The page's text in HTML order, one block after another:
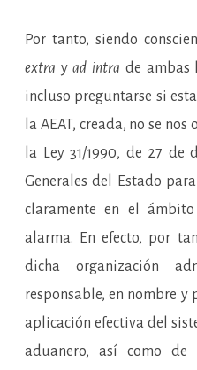
Por tanto, siendo
extra yad intra de ambas
incluso preguntarse si
la AEAT, creada, no se
la Ley 31/1990, de 27 de
Generales del Estado
claramente en el
alarma. En efecto, por
dicha organización
responsable, en nombre y
aplicación efectiva del
aduanero, así como